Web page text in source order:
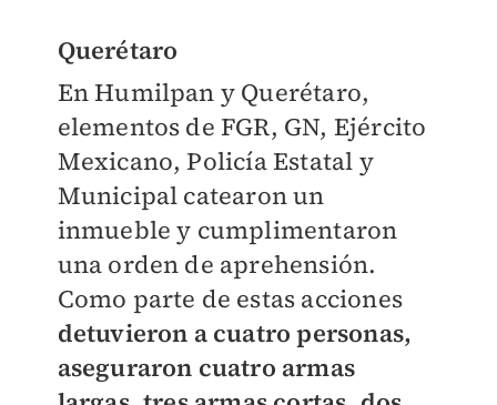
Querétaro
En Humilpan y Querétaro,
elementos de FGR, GN, Ejército
Mexicano, Policía Estatal y
Municipal catearon un
inmueble y cumplimentaron
una orden de aprehensión.
Como parte de estas acciones
detuvieron a cuatro personas,
aseguraron cuatro armas